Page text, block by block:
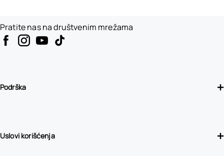
Podrška
Uslovi korišćenja
Pratite nas na društvenim mrežama